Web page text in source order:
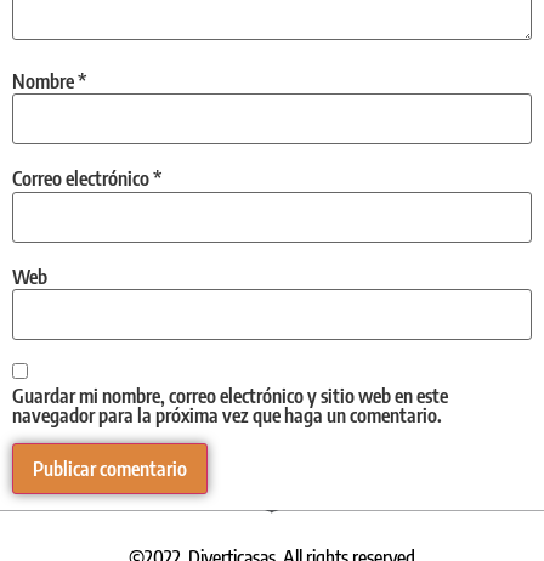
Nombre*
Correo electrónico*
Web
Guardar mi nombre, correo electrónico y sitio web en este
navegador para la próxima vez que haga un comentario.